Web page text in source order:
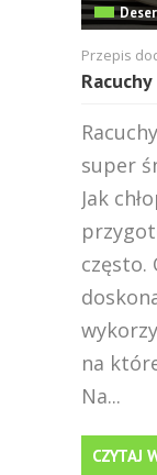
Przepis
super
Jak
często.
na
Na...
CZYTAJ